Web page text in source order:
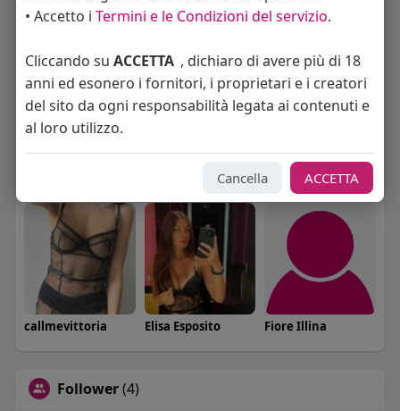
Angelica Cattaneo Himeros
callmevittoria Elisa Esposito Fiore Illina
Follower(4)
• Accetto i Termini e le Condizioni del servizio.
Cliccando su ACCETTA , dichiaro di avere più di 18
anni ed esonero i fornitori, i proprietari e i creatori
del sito da ogni responsabilità legata ai contenuti e
al loro utilizzo.
Cancella ACCETTA